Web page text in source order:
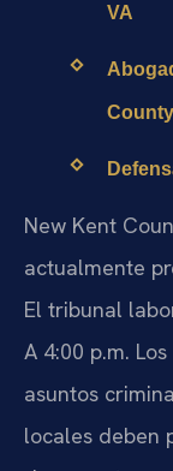
VA
New Kent
actualmente
El tribunal
A 4:00 p.m.
asuntos
locales deben